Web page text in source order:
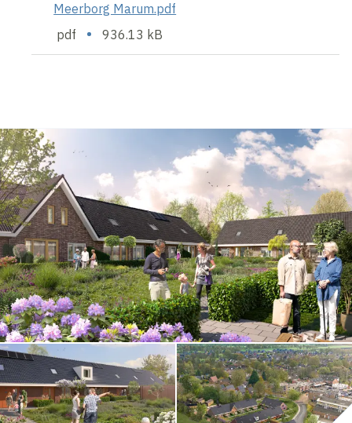
Meerborg Marum.pdf
pdf
• 936.13 kB